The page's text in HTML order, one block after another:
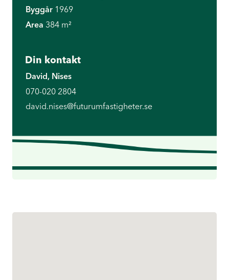
Byggår 1969
Area 384 m²
Din kontakt
David, Nises
070-020 2804
david.nises@futurumfastigheter.se